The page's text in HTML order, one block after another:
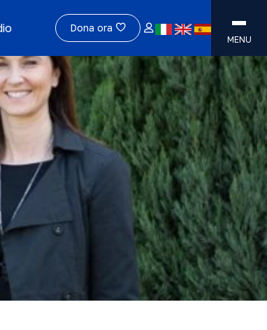
Dona ora
MENU